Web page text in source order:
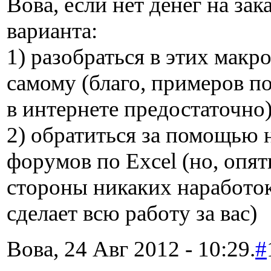
варианта:
1) разобраться в этих
самому (благо, примеров
в интернете
2) обратиться за помощью
форумов по Excel (но,
стороны никаких
сделает всю работу за вас)
Вова, 24 Авг 2012 - 10:29.#